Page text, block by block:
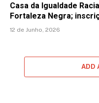
Casa da Igualdade
Fortaleza Negra;
12 de Junho, 2026
ADD